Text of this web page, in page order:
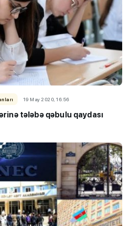
19 May 2020, 16:56
tələbə qəbulu qaydası